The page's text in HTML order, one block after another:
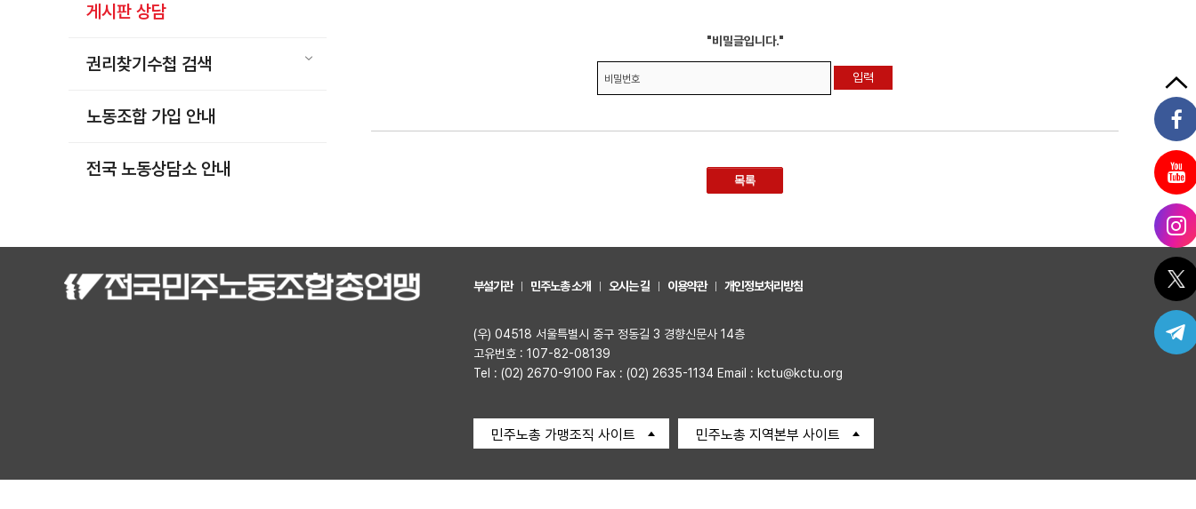
게시판 상담
권리찾기수첩 검색
노동조합 가입 안내
전국 노동상담소 안내
"비밀글입니다."
비밀번호
목록
부설기관 민주노총 소개 오시는 길 이용약관 개인정보처리방침
(우) 04518 서울특별시 중구 정동길 3 경향신문사 14층
고유번호 : 107-82-08139
Tel : (02) 2670-9100 Fax : (02) 2635-1134 Email : kctu@kctu.org
민주노총 가맹조직 사이트 민주노총 지역본부 사이트
노동조합 가입 안내